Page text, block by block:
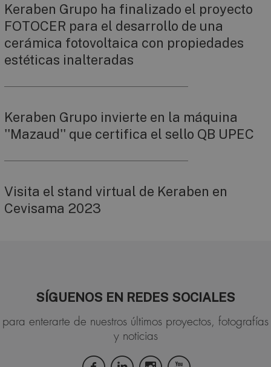
Keraben Grupo ha finalizado el proyecto
FOTOCER para el desarrollo de una
cerámica fotovoltaica con propiedades
estéticas inalteradas
Keraben Grupo invierte en la máquina
''Mazaud'' que certifica el sello QB UPEC
Visita el stand virtual de Keraben en
Cevisama 2023
SÍGUENOS EN REDES SOCIALES
para enterarte de nuestros últimos proyectos, fotografías
y noticias